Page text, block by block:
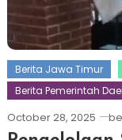
Berita Jawa Timur
Berita Pemerintah
October 28, 2025